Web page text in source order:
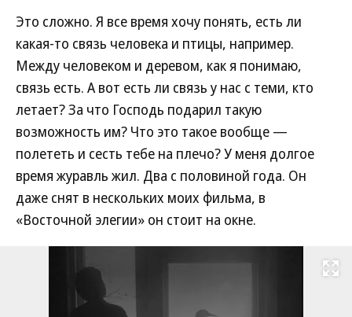
Это сложно. Я все время хочу понять, есть ли
какая-то связь человека и птицы, например.
Между человеком и деревом, как я понимаю,
связь есть. А вот есть ли связь у нас с теми, кто
летает? За что Господь подарил такую
возможность им? Что это такое вообще —
полететь и сесть тебе на плечо? У меня долгое
время журавль жил. Два с половиной года. Он
даже снят в нескольких моих фильма, в
«Восточной элегии» он стоит на окне.
Развернуть